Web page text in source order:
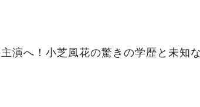
演へ！小芝風花の驚きの学歴と未知